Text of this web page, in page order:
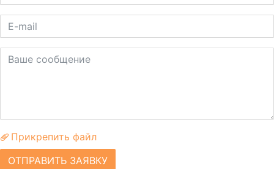
Прикрепить файл
ОТПРАВИТЬ ЗАЯВКУ